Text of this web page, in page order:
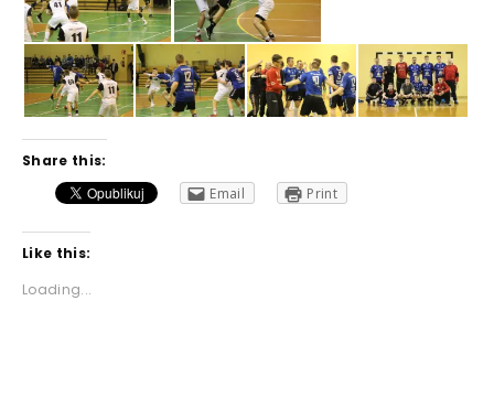
Share this:
Email
Print
Like this:
Loading...